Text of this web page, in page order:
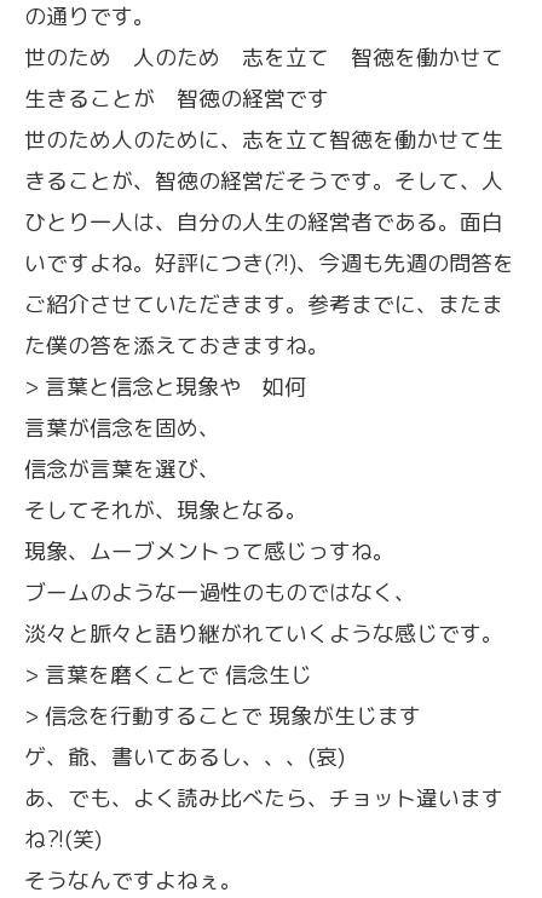
の通りです。
世のため 人のため 志を立て 智徳を働かせて
生きることが 智徳の経営です
世のため人のために、志を立て智徳を働かせて生
きることが、智徳の経営だそうです。そして、人
ひとり一人は、自分の人生の経営者である。面白
いですよね。好評につき(?!)、今週も先週の問答を
ご紹介させていただきます。参考までに、またま
た僕の答を添えておきますね。
> 言葉と信念と現象や 如何
言葉が信念を固め、
信念が言葉を選び、
そしてそれが、現象となる。
現象、ムーブメントって感じっすね。
ブームのような一過性のものではなく、
淡々と脈々と語り継がれていくような感じです。
> 言葉を磨くことで 信念生じ
> 信念を行動することで 現象が生じます
ゲ、爺、書いてあるし、、、(哀)
あ、でも、よく読み比べたら、チョット違います
ね?!(笑)
そうなんですよねぇ。